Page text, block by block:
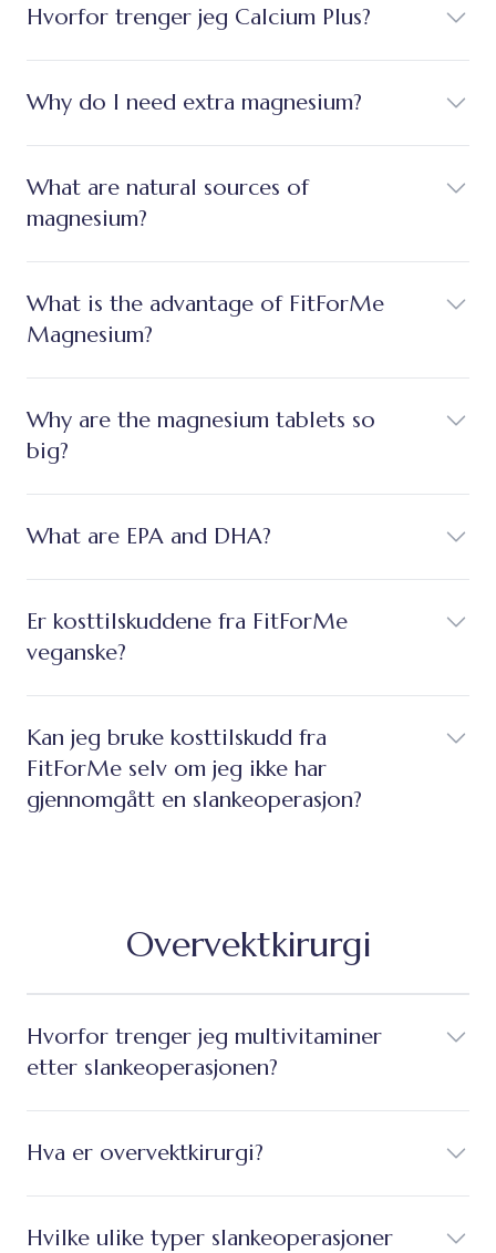
Hvorfor trenger jeg Calcium Plus?
Why do I need extra magnesium?
What are natural sources of
magnesium?
What is the advantage of FitForMe
Magnesium?
Why are the magnesium tablets so
big?
What are EPA and DHA?
Er kosttilskuddene fra FitForMe
veganske?
Kan jeg bruke kosttilskudd fra
FitForMe selv om jeg ikke har
gjennomgått en slankeoperasjon?
Overvektkirurgi
Hvorfor trenger jeg multivitaminer
etter slankeoperasjonen?
Hva er overvektkirurgi?
Hvilke ulike typer slankeoperasjoner